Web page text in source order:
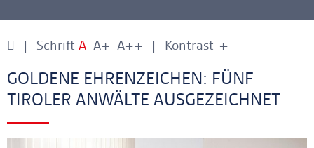
Schrift A A+ A++ Kontrast +
-
Ankerlink
GOLDENE EHRENZEICHEN: FÜNF
TIROLER ANWÄLTE AUSGEZEICHNET